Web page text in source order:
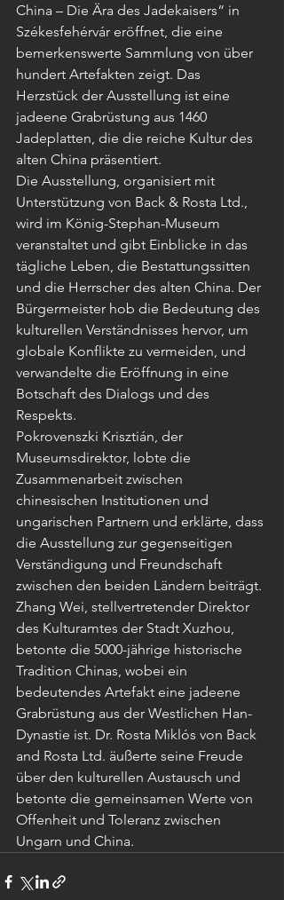
China – Die Ära des Jadekaisers“ in
Székesfehérvár eröffnet, die eine
bemerkenswerte Sammlung von über
hundert Artefakten zeigt. Das
Herzstück der Ausstellung ist eine
jadeene Grabrüstung aus 1460
Jadeplatten, die die reiche Kultur des
alten China präsentiert.
Die Ausstellung, organisiert mit
Unterstützung von Back & Rosta Ltd.,
wird im König-Stephan-Museum
veranstaltet und gibt Einblicke in das
tägliche Leben, die Bestattungssitten
und die Herrscher des alten China. Der
Bürgermeister hob die Bedeutung des
kulturellen Verständnisses hervor, um
globale Konflikte zu vermeiden, und
verwandelte die Eröffnung in eine
Botschaft des Dialogs und des
Respekts.
Pokrovenszki Krisztián, der
Museumsdirektor, lobte die
Zusammenarbeit zwischen
chinesischen Institutionen und
ungarischen Partnern und erklärte, dass
die Ausstellung zur gegenseitigen
Verständigung und Freundschaft
zwischen den beiden Ländern beiträgt.
Zhang Wei, stellvertretender Direktor
des Kulturamtes der Stadt Xuzhou,
betonte die 5000-jährige historische
Tradition Chinas, wobei ein
bedeutendes Artefakt eine jadeene
Grabrüstung aus der Westlichen Han-
Dynastie ist. Dr. Rosta Miklós von Back
and Rosta Ltd. äußerte seine Freude
über den kulturellen Austausch und
betonte die gemeinsamen Werte von
Offenheit und Toleranz zwischen
Ungarn und China.